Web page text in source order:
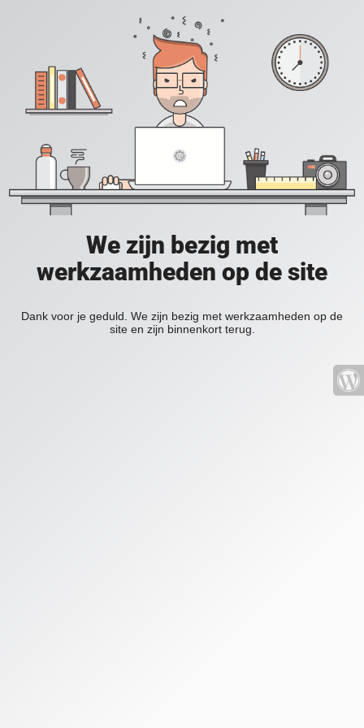
We zijn bezig met
werkzaamheden op de site
Dank voor je geduld. We zijn bezig met werkzaamheden op de
site en zijn binnenkort terug.